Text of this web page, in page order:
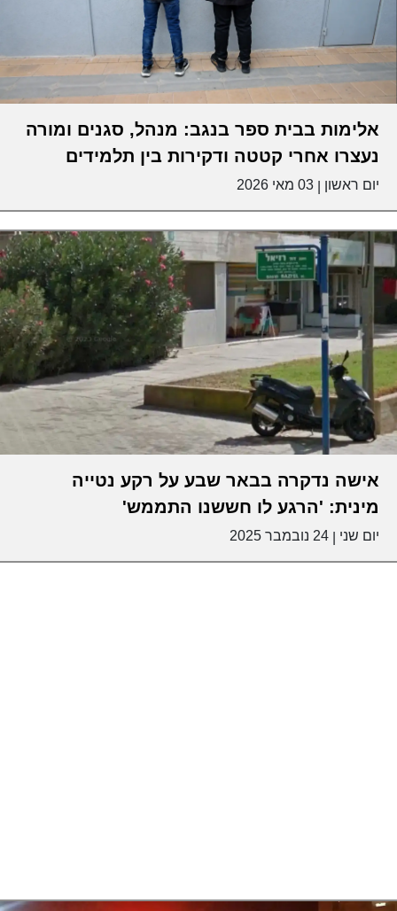
אלימות בבית ספר בנגב: מנהל, סגנים ומורה
נעצרו אחרי קטטה ודקירות בין תלמידים
יום ראשון 03 מאי 2026
אישה נדקרה בבאר שבע על רקע נטייה
מינית: 'הרגע לו חששנו התממש'
יום שני 24 נובמבר 2025